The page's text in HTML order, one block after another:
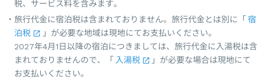
税、サービス料を含みます。
旅行代金に宿泊税は含まれておりません。旅行代金とは別に「 宿
泊税
」が必要な地域は現地にてお支払いください。
2027年4月1日以降の宿泊につきましては、旅行代金に入湯税は含
まれておりませんので、「 入湯税
」が必要な場合は現地にて
お支払いください。